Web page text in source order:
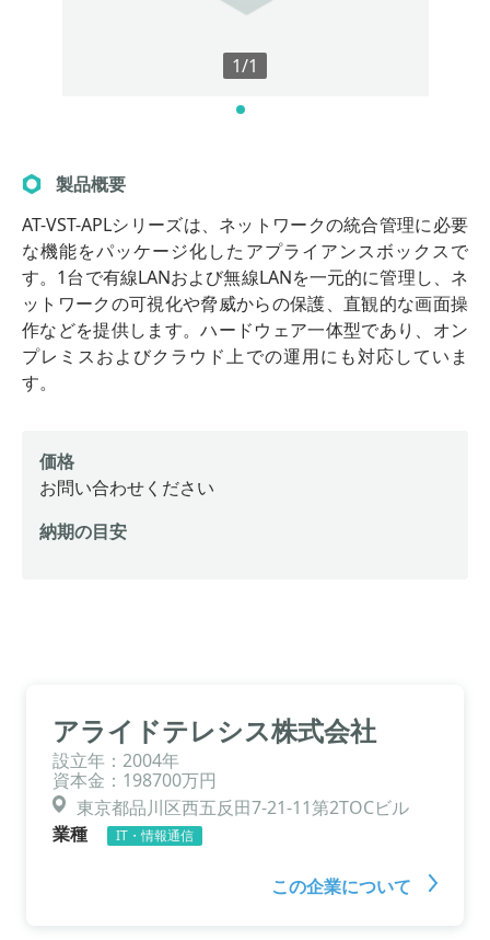
1/1
製品概要
AT-VST-APLシリーズは、ネットワークの統合管理に必要
な機能をパッケージ化したアプライアンスボックスで
す。1台で有線LANおよび無線LANを一元的に管理し、ネ
ットワークの可視化や脅威からの保護、直観的な画面操
作などを提供します。ハードウェア一体型であり、オン
プレミスおよびクラウド上での運用にも対応していま
す。
価格
お問い合わせください
納期の目安
アライドテレシス株式会社
設立年：2004年
資本金：198700万円
東京都品川区西五反田7-21-11第2TOCビル
業種
IT・情報通信
この企業について